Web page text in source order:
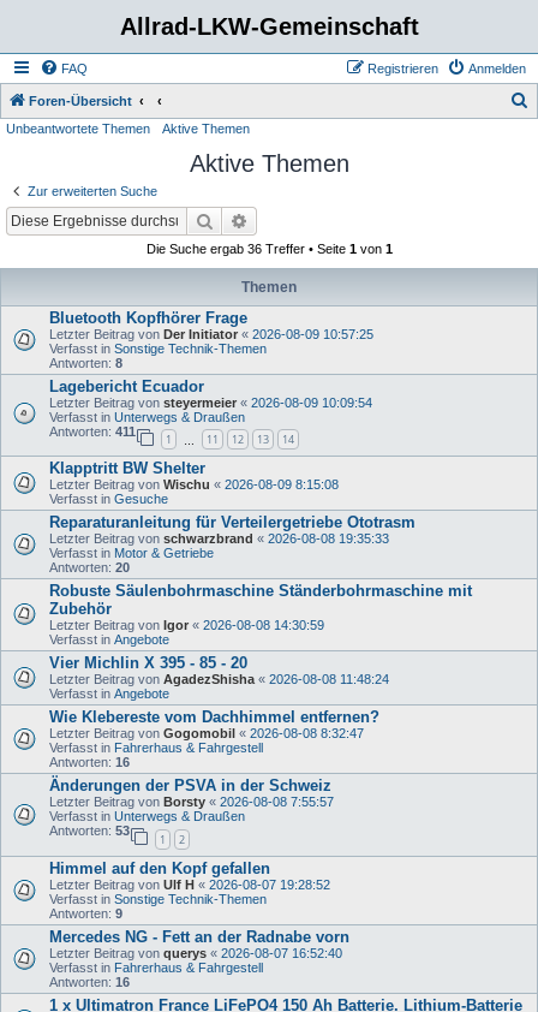
Allrad-LKW-Gemeinschaft
FAQ Anmelden
Registrieren
Foren-Übersicht
Unbeantwortete Themen Aktive Themen
Aktive Themen
Zur erweiterten Suche
Suche
Die Suche ergab 36 Treffer • Seite 1von 1
Themen
Bluetooth Kopfhörer Frage
Letzter Beitrag von Der Initiator « 2026-08-09 10:57:25
Verfasst in Sonstige Technik-Themen
Antworten: 8
Lagebericht Ecuador
Letzter Beitrag von steyermeier « 2026-08-09 10:09:54
Verfasst in Unterwegs & Draußen
Antworten: 411
1 11 12 13 14
Klapptritt BW Shelter
Letzter Beitrag von Wischu « 2026-08-09 8:15:08
Verfasst in Gesuche
Reparaturanleitung für Verteilergetriebe Ototrasm
Letzter Beitrag von schwarzbrand « 2026-08-08 19:35:33
Verfasst in Motor & Getriebe
Antworten: 20
Robuste Säulenbohrmaschine Ständerbohrmaschine mit
Zubehör
Letzter Beitrag von Igor « 2026-08-08 14:30:59
Verfasst in Angebote
Vier Michlin X 395 - 85 - 20
Letzter Beitrag von AgadezShisha « 2026-08-08 11:48:24
Verfasst in Angebote
Wie Klebereste vom Dachhimmel entfernen?
Letzter Beitrag von Gogomobil « 2026-08-08 8:32:47
Verfasst in Fahrerhaus & Fahrgestell
Antworten: 16
Änderungen der PSVA in der Schweiz
Letzter Beitrag von Borsty « 2026-08-08 7:55:57
Verfasst in Unterwegs & Draußen
Antworten: 53
1 2
Himmel auf den Kopf gefallen
Letzter Beitrag von Ulf H « 2026-08-07 19:28:52
Verfasst in Sonstige Technik-Themen
Antworten: 9
Mercedes NG - Fett an der Radnabe vorn
Letzter Beitrag von querys « 2026-08-07 16:52:40
Verfasst in Fahrerhaus & Fahrgestell
Antworten: 16
1 x Ultimatron France LiFePO4 150 Ah Batterie. Lithium-Batterie